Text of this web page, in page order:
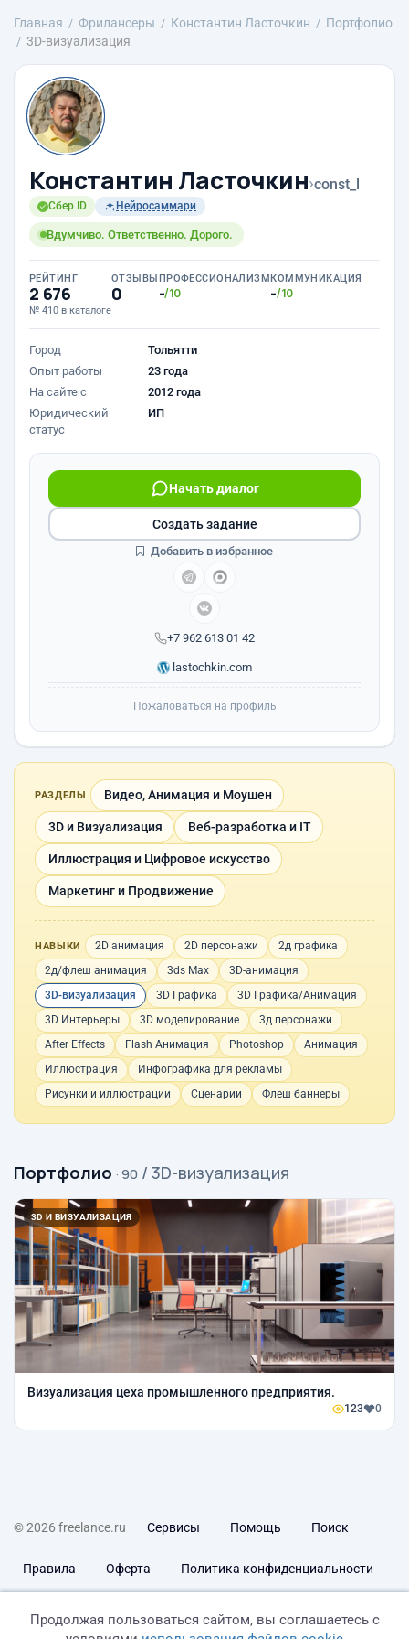
Главная Фрилансеры Константин Ласточкин
Портфолио
3D-визуализация
Константин Ласточкин›const_l
Сбер ID Нейросаммари
Вдумчиво. Ответственно. Дорого.
РЕЙТИНГ
2 676
№ 410 в каталоге
ОТЗЫВЫ
0
ПРОФЕССИОНАЛИЗМ
-/10
КОММУНИКАЦИЯ
-/10
Город
Тольятти
Опыт работы
23 года
На сайте с
2012 года
Юридический
статус
ИП
+7 962 613 01 42
Начать диалог
lastochkin.com
Создать задание
Добавить в избранное
Пожаловаться на профиль
РАЗДЕЛЫ Видео, Анимация и Моушен
3D и Визуализация Веб-разработка и IT
Иллюстрация и Цифровое искусство
Маркетинг и Продвижение
НАВЫКИ 2D анимация 2D персонажи
2д графика
2д/флеш анимация
3ds Max
3D-анимация
3D-визуализация
3D Графика
3D Графика/Анимация
3D Интерьеры
3D моделирование
3д персонажи
After Effects
Flash Анимация Photoshop
Анимация
Иллюстрация
Инфографика для рекламы
Рисунки и иллюстрации
Сценарии Флеш баннеры
Портфолио · 90 / 3D-визуализация
3D И ВИЗУАЛИЗАЦИЯ
Визуализация цеха промышленного предприятия.
123 0
© 2026 freelance.ru Сервисы Помощь Поиск
Правила Оферта Политика конфиденциальности
Продолжая пользоваться сайтом, вы соглашаетесь с